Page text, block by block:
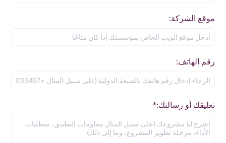
موقع الشركة:
رقم الهاتف:
تعليقك أو رسالتك:*